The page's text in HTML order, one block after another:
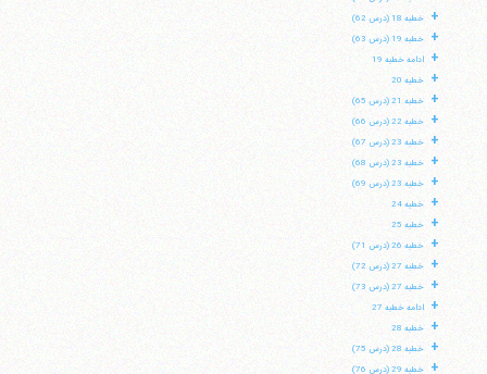
+ خطبه 18 (درس 62)
+ خطبه 19 (درس 63)
+ ادامه خطبه 19
+ خطبه 20
+ خطبه 21 (درس 65)
+ خطبه 22 (درس 66)
+ خطبه 23 (درس 67)
+ خطبه 23 (درس 68)
+ خطبه 23 (درس 69)
+ خطبه 24
+ خطبه 25
+ خطبه 26 (درس 71)
+ خطبه 27 (درس 72)
+ خطبه 27 (درس 73)
+ ادامه خطبه 27
+ خطبه 28
+ خطبه 28 (درس 75)
+ خطبه 29 (درس 76)